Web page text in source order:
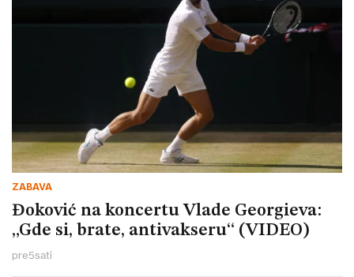
ZABAVA
Đoković na koncertu Vlade Georgieva:
„Gde si, brate, antivakseru“ (VIDEO)
pre5sati